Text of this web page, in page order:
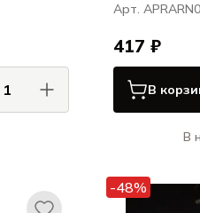
Арт.
417 ₽
В
В
-48%